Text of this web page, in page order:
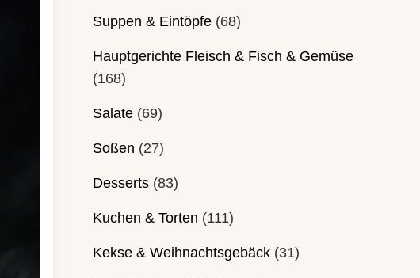
Suppen & Eintöpfe(68)
Hauptgerichte Fleisch & Fisch & Gemüse
(168)
Salate(69)
Soßen (27)
Desserts(83)
Kuchen & Torten (111)
Kekse & Weihnachtsgebäck(31)